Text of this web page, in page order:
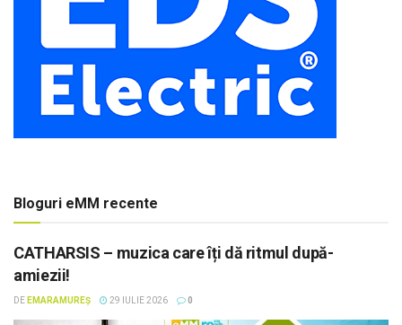
Bloguri eMM recente
CATHARSIS – muzica care îți dă ritmul după-
amiezii!
DE EMARAMUREȘ 29 IULIE 2026 0